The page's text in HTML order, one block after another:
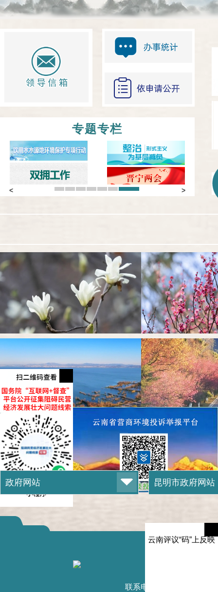
专题专栏
Previous
1 2 3 4 5 6 7
云南评议“码”上反映
联系电话：0871-